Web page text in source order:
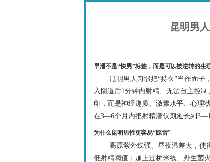
昆明男
早泄不是“快男”标签，而是可以被逆转的生
昆明男人习惯把“持久”当作面
入阴道后1分钟内射精、无法自主控
印，而是神经递质、激素水平、心理
在3—6个月内把射精潜伏期延长到
为什么昆明男性更容易“踩雷”
高原紫外线强、昼夜温差大，使
低射精阈值；加上过桥米线、野生菌